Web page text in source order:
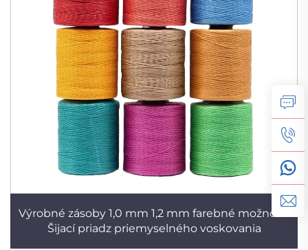
Výrobné zásoby 1,0 mm 1,2 mm farebné možnosti
Šijací priadz priemyselného voskovania